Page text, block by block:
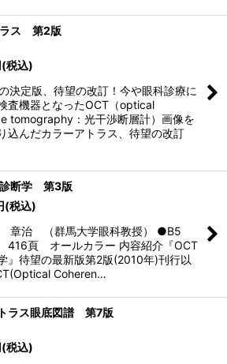
ス 第2版
(税込)
決定版、待望の改訂！今や眼科診療に
査機器となったOCT（optical
tomography：光干渉断層計）画像を
込んだカラーアトラス、待望の改訂
断学 第3版
(税込)
章治 （群馬大学眼科教授） ●B5
頁 オールカラー 内容紹介『OCT
』待望の最新版第2版(2010年)刊行以
Coheren…
ラス眼底図譜 第7版
(税込)